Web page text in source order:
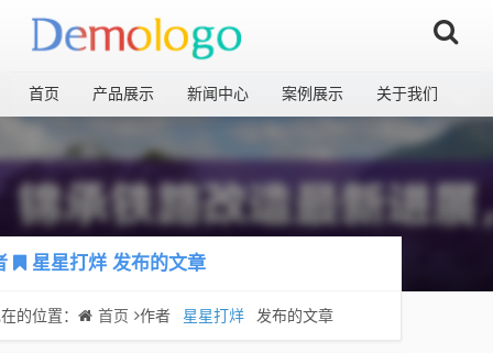
首页 产品展示 新闻中心 案例展示 关于我们
星星打烊发布的文章
的位置： 首页 作者 星星打烊 发布的文章